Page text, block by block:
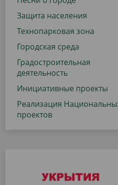
Защита населения
Технопарковая зона
Городская среда
Градостроительная
деятельность
Инициативные проекты
Реализация
проектов